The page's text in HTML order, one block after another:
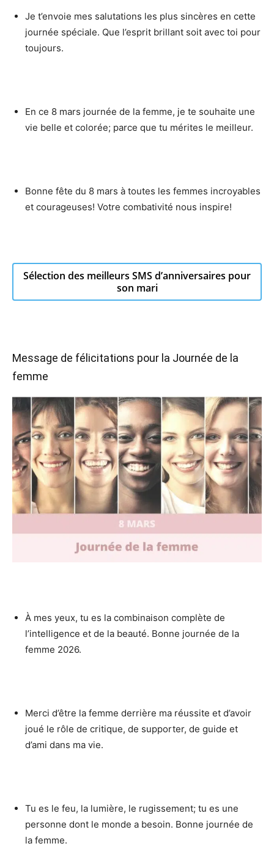
Je t’envoie mes salutations les plus sincères en cette
journée spéciale. Que l’esprit brillant soit avec toi pour
toujours.
En ce 8 mars journée de la femme, je te souhaite une
vie belle et colorée; parce que tu mérites le meilleur.
Bonne fête du 8 mars à toutes les femmes incroyables
et courageuses! Votre combativité nous inspire!
Sélection des meilleurs SMS d’anniversaires pour
son mari
Message de félicitations pour la Journée de la
femme
À mes yeux, tu es la combinaison complète de
l’intelligence et de la beauté. Bonne journée de la
femme 2026.
Merci d’être la femme derrière ma réussite et d’avoir
joué le rôle de critique, de supporter, de guide et
d’ami dans ma vie.
Tu es le feu, la lumière, le rugissement; tu es une
personne dont le monde a besoin. Bonne journée de
la femme.